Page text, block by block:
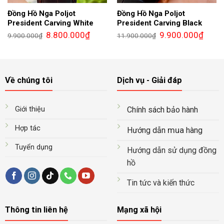
Đồng Hồ Nga Poljot
President Carving White
9.900.000₫ Giá
gốc
8.800.000₫Giá
hiện
Đồng Hồ Nga Poljot
President Carving Black
11.900.000₫ Giá
gốc
9.900.000₫Giá
hiện
Về chúng tôi
Giới thiệu
Hợp tác
Tuyển dụng
Dịch vụ - Giải đáp
Chính sách bảo hành
Hướng dẫn muahàng
Hướng dẫn sử dụng đồng
hồ
Tin tức và kiến thức
Thông tin liên hệ Mạng xã hội